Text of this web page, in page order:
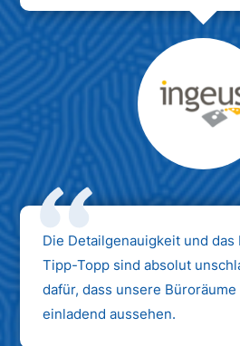
Max
Unternehmen
Die Detailgenauigkeit und das
Tipp-Topp sind absolut
dafür, dass unsere
einladend aussehen.